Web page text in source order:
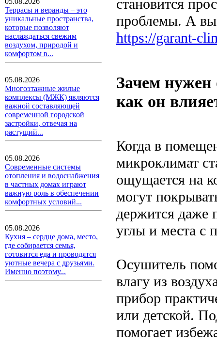
Террасы и веранды – это
уникальные пространства,
которые позволяют
наслаждаться свежим
воздухом, природой и
комфортом в...
05.08.2026
Многоэтажные жилые
комплексы (МЖК) являются
важной составляющей
современной городской
застройки, отвечая на
растущий...
05.08.2026
Современные системы
отопления и водоснабжения
в частных домах играют
важную роль в обеспечении
комфортных условий...
05.08.2026
Кухня – сердце дома, место,
где собирается семья,
готовится еда и проводятся
уютные вечера с друзьями.
Именно поэтому...
становится
проблемы. А
https://garant-
Зачем нужен
как он
Когда в
микроклимат
ощущается на
могут
держится даже
углы и места с
Осушитель
влагу из
прибор
или детской.
помогает